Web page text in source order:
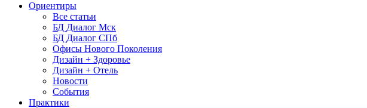
Ориентиры
Все статьи
БД Диалог Мск
БД Диалог СПб
Офисы Нового Поколения
Дизайн + Здоровье
Дизайн + Отель
Новости
События
Практики